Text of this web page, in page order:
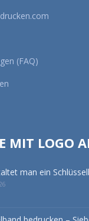
(FAQ)
MIT LOGO
man ein